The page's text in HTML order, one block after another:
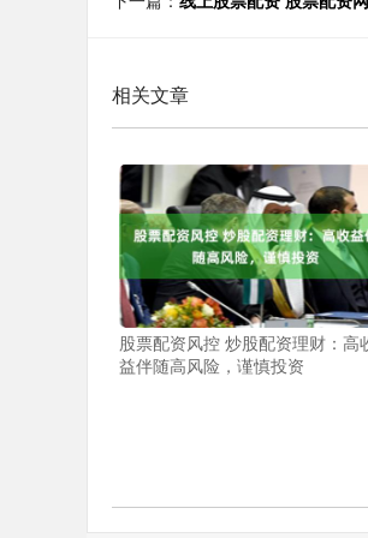
相关文章
股票配资风控 炒股配资理财：高
益伴随高风险，谨慎投资